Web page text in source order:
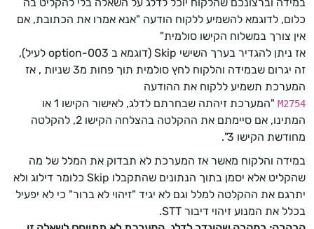
כלום, לדוגמא להשמיע ללקוח הודעה "אנא אמרו את הכתובת, אם
אין צורך במשלוח הקישו סולמית"
אז ניתן להגדיר בערך השישי Skip (דוגמא ב 003-option לעיל),
זה יגרום שבמידה והלקוח לחץ סולמית תוך פחות מ3 שניות , אז
המערכת תשמיע ללקוח את ההודעה
M2754
"המערכת זיהתה שבחרתם לדלג, לאישור הקישו 1 או
המתינו, אם סיימתם את ההקלטה בהצלחה הקישו 2, להקלטה
מחודשת הקישו 3".
במידה והלקוח מאשר אז המערכת לא תבדוק את המלל של מה
שהקליט אלא יסמן בתוך הנתונים שהתקבלו Skip כלומר דילוג ולא
יתרגם את ההקלטה למלל וגם לא יגיד "זיהוי לא ברור" כי לא יפעיל
בכלל את המנוע זיהוי דיבור STT.